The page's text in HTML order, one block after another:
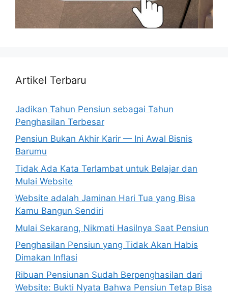
Artikel Terbaru
Jadikan Tahun Pensiun sebagai Tahun
Penghasilan Terbesar
Pensiun Bukan Akhir Karir — Ini Awal Bisnis
Barumu
Tidak Ada Kata Terlambat untuk Belajar dan
Mulai Website
Website adalah Jaminan Hari Tua yang Bisa
Kamu Bangun Sendiri
Mulai Sekarang, Nikmati Hasilnya Saat Pensiun
Penghasilan Pensiun yang Tidak Akan Habis
Dimakan Inflasi
Ribuan Pensiunan Sudah Berpenghasilan dari
Website: Bukti Nyata Bahwa Pensiun Tetap Bisa